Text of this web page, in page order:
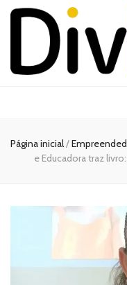
Página inicial/
e Educadora traz